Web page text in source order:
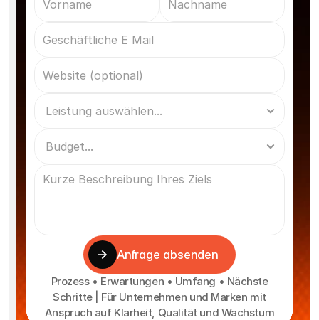
Anfrage absenden
Prozess • Erwartungen • Umfang • Nächste
Schritte | Für Unternehmen und Marken mit
Anspruch auf Klarheit, Qualität und Wachstum